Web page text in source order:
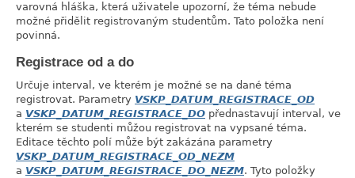
varovná hláška, která uživatele upozorní, že téma nebude
možné přidělit registrovaným studentům. Tato položka není
povinná.
Registrace od a do
Určuje interval, ve kterém je možné se na dané téma
registrovat. Parametry VSKP_DATUM_REGISTRACE_OD
a VSKP_DATUM_REGISTRACE_DO přednastavují interval, ve
kterém se studenti můžou registrovat na vypsané téma.
Editace těchto polí může být zakázána parametry
VSKP_DATUM_REGISTRACE_OD_NEZM
a VSKP_DATUM_REGISTRACE_DO_NEZM. Tyto položky